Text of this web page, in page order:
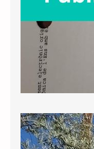
Nota de
defensa